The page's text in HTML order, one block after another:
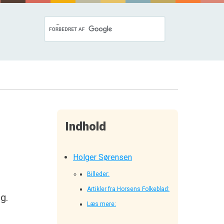
Indhold
Holger Sørensen
Billeder:
Artikler fra Horsens Folkeblad:
Læs mere: